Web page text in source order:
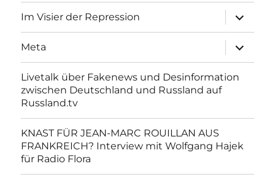
Im Visier der Repression
anzeigen
Meta
anzeigen
Livetalk über Fakenews und Desinformation
zwischen Deutschland und Russland auf
Russland.tv
KNAST FÜR JEAN-MARC ROUILLAN AUS
FRANKREICH? Interview mit Wolfgang Hajek
für Radio Flora